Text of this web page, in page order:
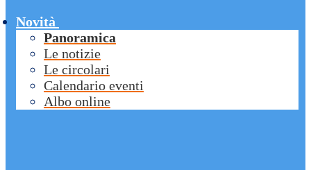
Novità
Panoramica
Le notizie
Le circolari
Calendario eventi
Albo online